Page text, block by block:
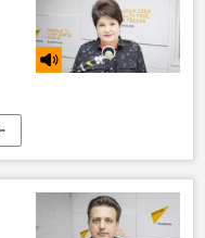
Moldova
femeie